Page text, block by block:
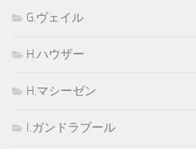
G.ヴェイル
H.ハウザー
H.マシーゼン
I.ガンドラブール